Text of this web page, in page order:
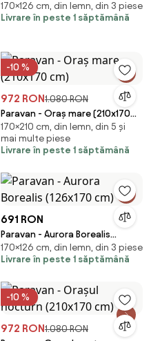
(126x170 cm)
170×126 cm, din lemn, din 3 piese
Livrare în peste 1 săptămână
-10 %
972 RON1.080 RON
Paravan - Oraș mare (210x170
cm)
170×210 cm, din lemn, din 5 și
mai multe piese
Livrare în peste 1 săptămână
691 RON
Paravan - Aurora Borealis
(126x170 cm)
170×126 cm, din lemn, din 3 piese
Livrare în peste 1 săptămână
-10 %
972 RON1.080 RON